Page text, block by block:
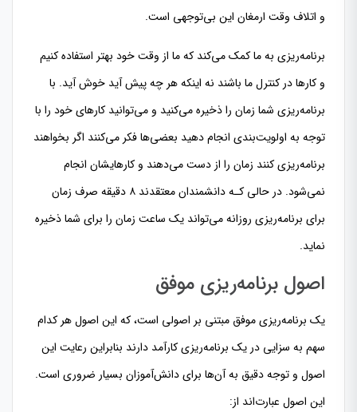
و اتلاف وقت ارمغان این بی‌توجهی است.
برنامه‌ریزی به ما کمک می‌کند که ما از وقت خود بهتر استفاده کنیم
و کارها در کنترل ما باشند نه اینکه هر چه پیش آید خوش آید. با
برنامه‌ریزی شما زمان را ذخیره می‌کنید و می‌توانید کارهای خود را با
توجه به اولویت‌بندی انجام دهید بعضی‌ها فکر می‌کنند اگر بخواهند
برنامه‌ریزی کنند زمان را از دست می‌دهند و کارهایشان انجام
نمی‌شود. در حالی کـه دانشمندان معتقدند ۸ دقیقه صرف زمان
برای برنامه‌ریزی روزانه می‌تواند یک ساعت زمان را برای شما ذخیره
نماید.
اصول برنامه‌ریزی موفق
یک برنامه‌ریزی موفق مبتنی بر اصولی است، که این اصول هر کدام
سهم به سزایی در یک برنامه‌ریزی کارآمد دارند بنابراین رعایت این
اصول و توجه دقیق به آن‌ها برای دانش‌آموزان بسیار ضروری است.
این اصول عبارت‌اند از: